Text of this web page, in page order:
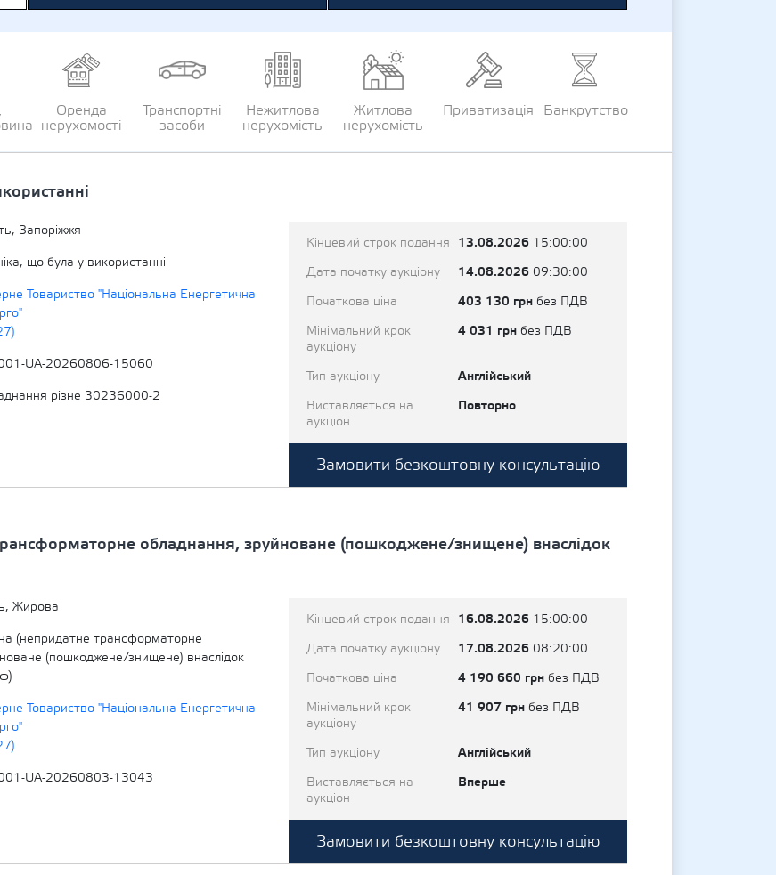
Оренда
нерухомості
Транспортні
засоби
Нежитлова
нерухомість
Житлова
нерухомість
Приватизація Банкрутство
Запоріжжя
що була у використанні
Товариство "Національна Енергетична
UA-20260806-15060
різне 30236000-2
Кінцевий строк подання 13.08.2026 15:00:00
Дата початку аукціону
14.08.2026 09:30:00
Початкова ціна
403 130 грн без ПДВ
Мінімальний крок
аукціону
4 031 грн без ПДВ
Тип аукціону Англійський
Виставляється на
аукціон
Повторно
Замовити безкоштовну консультацію
обладнання, зруйноване (пошкоджене/знищене) внаслідок
Жирова
(непридатне трансформаторне
(пошкоджене/знищене) внаслідок
Товариство "Національна Енергетична
UA-20260803-13043
Кінцевий строк подання 16.08.2026 15:00:00
Дата початку аукціону
17.08.2026 08:20:00
Початкова ціна
4 190 660 грн без ПДВ
Мінімальний крок
аукціону
41 907 грн без ПДВ
Тип аукціону Англійський
Виставляється на
аукціон
Вперше
Замовити безкоштовну консультацію